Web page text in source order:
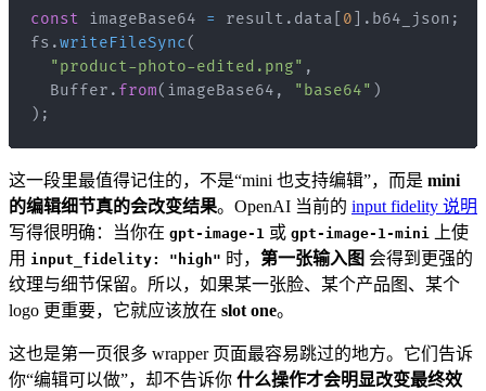
const imageBase64 = result . data 0 . b64_json ;
fs .writeFileSync(
"product-photo-edited.png" ,
Buffer . from( imageBase64 , "base64" )
) ;
这一段里最值得记住的，不是“mini 也支持编辑”，而是 mini
的编辑细节真的会改变结果。OpenAI 当前的 input fidelity 说明
写得很明确：当你在 gpt-image-1 或 gpt-image-1-mini 上使
用 input_fidelity: "high" 时， 第一张输入图 会得到更强的
纹理与细节保留。所以，如果某一张脸、某个产品图、某个
logo 更重要，它就应该放在 slot one。
这也是第一页很多 wrapper 页面最容易跳过的地方。它们告诉
你“编辑可以做”，却不告诉你 什么操作才会明显改变最终效